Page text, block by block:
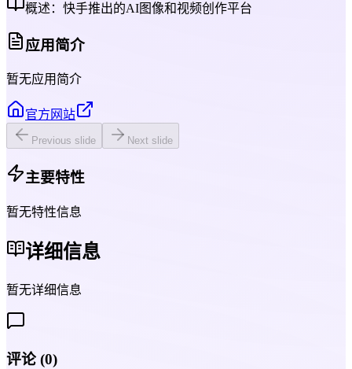
概述： 快手推出的AI图像和视频创作平台
应用简介
暂无应用简介
官方网站
Previous slide Next slide
主要特性
暂无特性信息
详细信息
暂无详细信息
评论 (0)